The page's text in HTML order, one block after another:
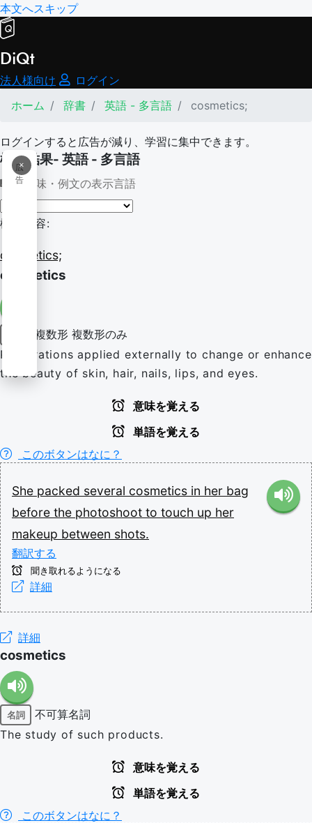
本文へスキップ
DiQt
法人様向け
ログイン
ホーム
辞書 英語 - 多言語 cosmetics;
ログインすると広告が減り、学習に集中できます。
×
広
告
検索結果- 英語 - 多言語
意味・例文の表示言語
検索内容:
cosmetics;
cosmetics
複数形 複数形のみ
Preparations applied externally to change or enhance
the beauty of skin, hair, nails, lips, and eyes.
意味を覚える
単語を覚える
このボタンはなに？
She packed several cosmetics in her bag
before the photoshoot to touch up her
makeup between shots.
翻訳する
聞き取れるようになる
詳細
詳細
cosmetics
名詞
不可算名詞
The study of such products.
意味を覚える
単語を覚える
このボタンはなに？